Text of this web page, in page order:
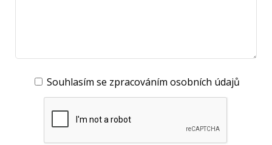
Souhlasím se zpracováním osobních údajů